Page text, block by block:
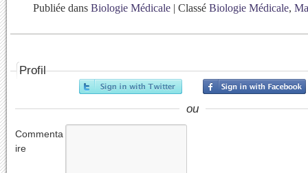
Publiée dans Biologie Médicale | Classé Biologie Médicale,
Profil
ou
Commenta
ire